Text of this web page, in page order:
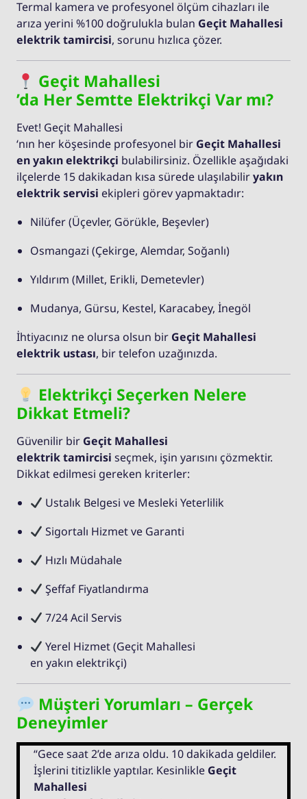
Termal kamera ve profesyonel ölçüm cihazları ile
arıza yerini %100 doğrulukla bulan Geçit Mahallesi
elektrik tamircisi, sorunu hızlıca çözer.
Geçit Mahallesi
’da Her Semtte Elektrikçi Var mı?
Evet! Geçit Mahallesi
‘nın her köşesinde profesyonel bir Geçit Mahallesi
en yakın elektrikçi bulabilirsiniz. Özellikle aşağıdaki
ilçelerde 15 dakikadan kısa sürede ulaşılabiliryakın
elektrik servisi ekipleri görev yapmaktadır:
Nilüfer (Üçevler, Görükle, Beşevler)
Osmangazi (Çekirge, Alemdar, Soğanlı)
Yıldırım (Millet, Erikli, Demetevler)
Mudanya, Gürsu, Kestel, Karacabey, İnegöl
İhtiyacınız ne olursa olsun bir Geçit Mahallesi
elektrik ustası, bir telefon uzağınızda.
Elektrikçi Seçerken Nelere
Dikkat Etmeli?
Güvenilir bir Geçit Mahallesi
elektrik tamircisi seçmek, işin yarısını çözmektir.
Dikkat edilmesi gereken kriterler:
Ustalık Belgesi ve Mesleki Yeterlilik
Sigortalı Hizmet ve Garanti
Hızlı Müdahale
Şeffaf Fiyatlandırma
7/24 Acil Servis
Yerel Hizmet (Geçit Mahallesi
en yakın elektrikçi)
Müşteri Yorumları – Gerçek
Deneyimler
“Gece saat 2’de arıza oldu. 10 dakikada geldiler.
İşlerini titizlikle yaptılar. Kesinlikle Geçit
Mahallesi